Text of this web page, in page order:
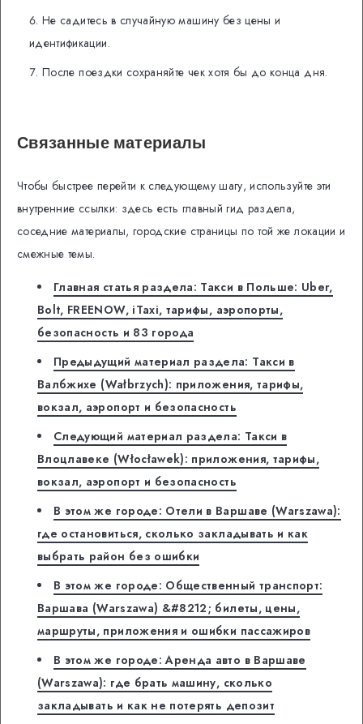
Не садитесь в случайную машину без цены и
идентификации.
После поездки сохраняйте чек хотя бы до конца дня.
Связанные материалы
Чтобы быстрее перейти к следующему шагу, используйте эти
внутренние ссылки: здесь есть главный гид раздела,
соседние материалы, городские страницы по той же локации и
смежные темы.
Главная статья раздела: Такси в Польше: Uber,
Bolt, FREENOW, iTaxi, тарифы, аэропорты,
безопасность и 83 города
Предыдущий материал раздела: Такси в
Валбжихе (Wałbrzych): приложения, тарифы,
вокзал, аэропорт и безопасность
Следующий материал раздела: Такси в
Влоцлавеке (Włocławek): приложения, тарифы,
вокзал, аэропорт и безопасность
В этом же городе: Отели в Варшаве (Warszawa):
где остановиться, сколько закладывать и как
выбрать район без ошибки
В этом же городе: Общественный транспорт:
Варшава (Warszawa) &#8212; билеты, цены,
маршруты, приложения и ошибки пассажиров
В этом же городе: Аренда авто в Варшаве
(Warszawa): где брать машину, сколько
закладывать и как не потерять депозит